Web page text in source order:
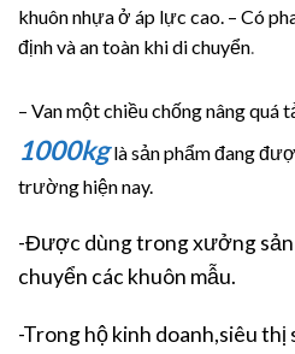
khuôn nhựa ở áp lực cao. – Có
định và an toàn khi di chuyển.
– Van một chiều chống nâng quá
1000kg là sản phẩm đang
trường hiện nay.
-Được dùng trong xưởng
chuyển các khuôn mẫu.
-Trong hộ kinh doanh,siêu thị